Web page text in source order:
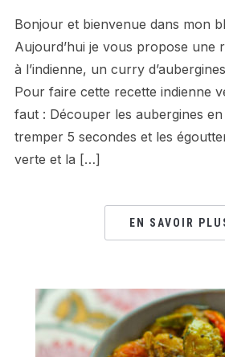
Bonjour et bienvenue dans mon
Aujourd’hui je vous propose une
à l’indienne, un curry
Pour faire cette recette indienne
faut : Découper les aubergines
tremper 5 secondes et les
verte et la […]
EN SAVOIR